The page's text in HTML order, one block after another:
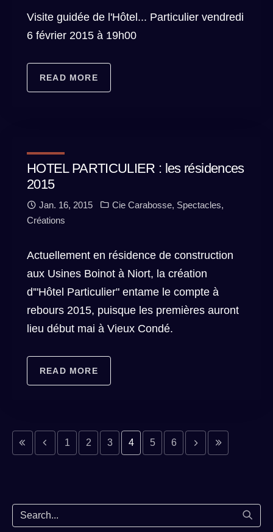
Visite guidée de l'Hôtel... Particulier vendredi
6 février 2015 à 19h00
READ MORE
HOTEL PARTICULIER : les résidences
2015
Jan. 16, 2015 Cie Carabosse, Spectacles,
Créations
Actuellement en résidence de construction
aux Usines Boinot à Niort, la création
d'"Hôtel Particulier" entame le compte à
rebours 2015, puisque les premières auront
lieu début mai à Vieux Condé.
READ MORE
page
previous page
1 2 3 4 5 6
Next page
Last page